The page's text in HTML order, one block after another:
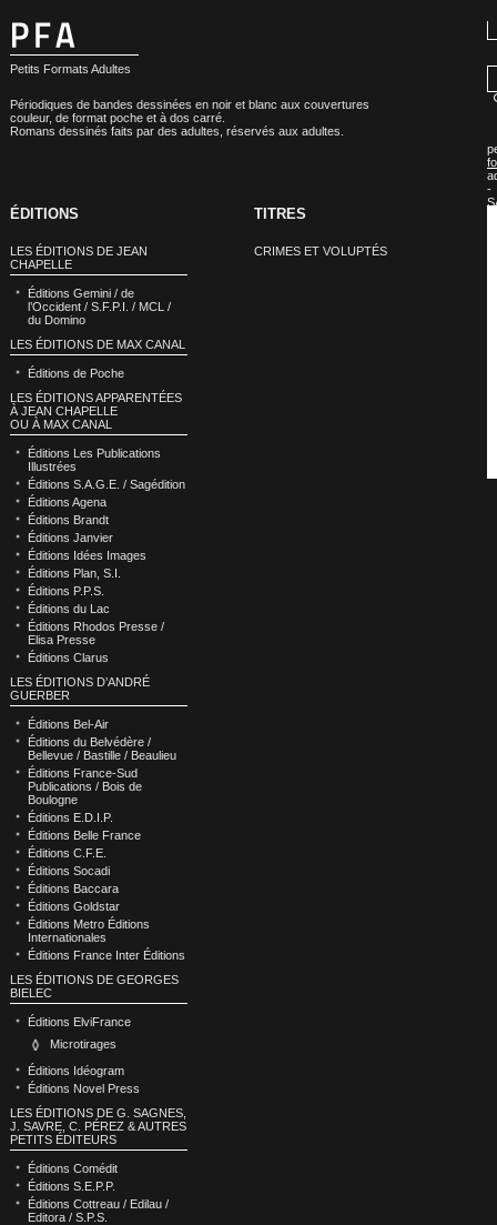
Petits Formats Adultes
Périodiques de bandes dessinées en noir et blanc aux couvertures
couleur, de format poche et à dos carré.
Romans dessinés faits par des adultes, réservés aux adultes.
-
ÉDITIONS
LES ÉDITIONS DE JEAN
CHAPELLE
Éditions Gemini / de
l’Occident / S.F.P.I. / MCL /
du Domino
LES ÉDITIONS DE MAX CANAL
Éditions de Poche
LES ÉDITIONS APPARENTÉES
À JEAN CHAPELLE
OU À MAX CANAL
Éditions Les Publications
Illustrées
Éditions S.A.G.E. / Sagédition
Éditions Agena
Éditions Brandt
Éditions Janvier
Éditions Idées Images
Éditions Plan, S.I.
Éditions P.P.S.
Éditions du Lac
Éditions Rhodos Presse /
Elisa Presse
Éditions Clarus
LES ÉDITIONS D’ANDRÉ
GUERBER
Éditions Bel-Air
Éditions du Belvédère /
Bellevue / Bastille / Beaulieu
Éditions France-Sud
Publications / Bois de
Boulogne
Éditions E.D.I.P.
Éditions Belle France
Éditions C.F.E.
Éditions Socadi
Éditions Baccara
Éditions Goldstar
Éditions Metro Éditions
Internationales
Éditions France Inter Éditions
LES ÉDITIONS DE GEORGES
BIELEC
Éditions ElviFrance
Microtirages
Éditions Idéogram
Éditions Novel Press
LES ÉDITIONS DE G. SAGNES,
J. SAVRE, C. PÉREZ & AUTRES
PETITS ÉDITEURS
Éditions Comédit
Éditions S.E.P.P.
Éditions Cottreau / Edilau /
Editora / S.P.S.
TITRES
CRIMES ET VOLUPTÉS